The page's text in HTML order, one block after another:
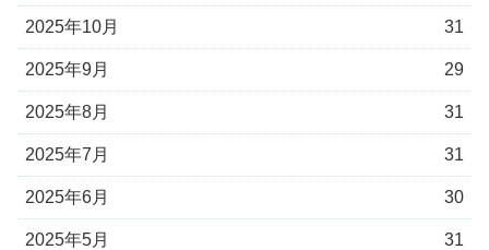
2025年10月 31
2025年9月 29
2025年8月 31
2025年7月 31
2025年6月 30
2025年5月 31